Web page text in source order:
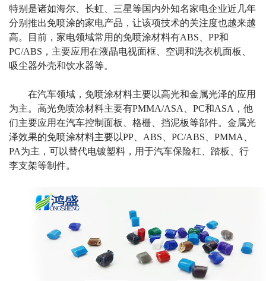
特别是诸如海尔、长虹、三星等国内外知名家电企业近几年
分别推出免喷涂的家电产品，让该项技术的关注度也越来越
高。目前，家电领域常用的免喷涂材料有ABS PP和
PC/ABS ，主要应用在液晶电视面框、空调和洗衣机面板、
吸尘器外壳和饮水器等。
在汽车领域，免喷涂材料主要以高光和金属光泽的应用
为主。高光免喷涂材料主要有PMMA/ASA PC和ASA ，他
们主要应用在汽车控制面板、格栅、挡泥板等部件。金属光
泽效果的免喷涂材料主要以PP ABS PC/ABS PMMA
PA为主，可以替代电镀塑料，用于汽车保险杠、踏板、行
李支架等制件。